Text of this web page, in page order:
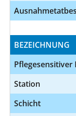
BEZEICHNUNG
Pflegesensitiver
Station
Schicht